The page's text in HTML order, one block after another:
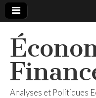
Analyses et Politiques